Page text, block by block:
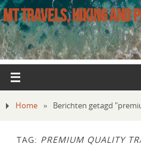
MT TRAVELS, HIKING AND
Home » Berichten getagd
TAG: PREMIUM QUALITY